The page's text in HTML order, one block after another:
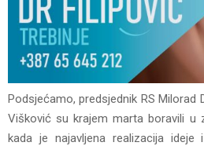
Podsjećamo, predsjednik RS Milorad
Višković su krajem marta boravili u
kada je najavljena realizacija